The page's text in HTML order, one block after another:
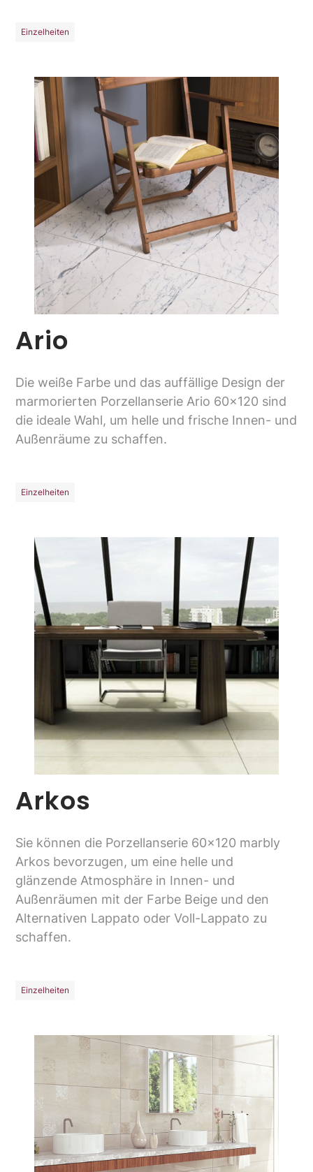
Einzelheiten
Ario
Die weiße Farbe und das auffällige Design der
marmorierten Porzellanserie Ario 60x120 sind
die ideale Wahl, um helle und frische Innen- und
Außenräume zu schaffen.
Einzelheiten
Arkos
Sie können die Porzellanserie 60x120 marbly
Arkos bevorzugen, um eine helle und
glänzende Atmosphäre in Innen- und
Außenräumen mit der Farbe Beige und den
Alternativen Lappato oder Voll-Lappato zu
schaffen.
Einzelheiten